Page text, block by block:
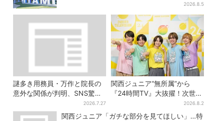
2026.8.5
謎多き用務員・万作と院長の
意外な関係が判明、SNS驚き
2026.7.27
関西ジュニア“無所属”から
『24時間TV』大抜擢！次世代
スターと期待「まさか僕
が…」
2026.8.2
関西ジュニア「ガチな部分を見てほしい」…特